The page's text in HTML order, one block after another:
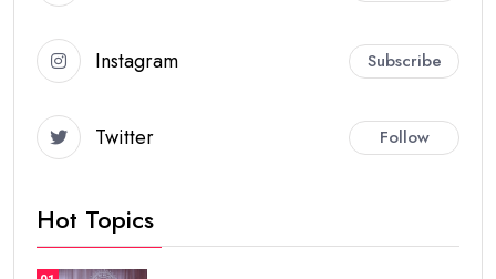
Instagram Subscribe
Twitter Follow
Hot Topics